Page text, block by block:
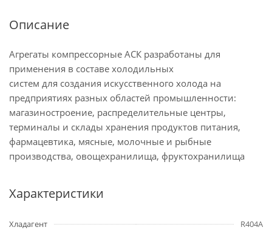
Описание
Агрегаты компрессорные АСК разработаны для
применения в составе холодильных
систем для создания искусственного холода на
предприятиях разных областей промышленности:
магазиностроение, распределительные центры,
терминалы и склады хранения продуктов питания,
фармацевтика, мясные, молочные и рыбные
производства, овощехранилища, фруктохранилища
Характеристики
Хладагент
R404A